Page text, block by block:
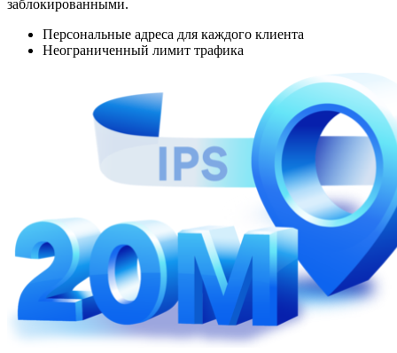
заблокированными.
Персональные адреса для каждого клиента
Неограниченный лимит трафика